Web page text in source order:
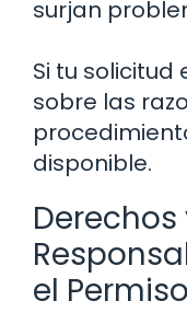
surjan
Si tu
sobre las
disponible.
Derechos
el Permiso